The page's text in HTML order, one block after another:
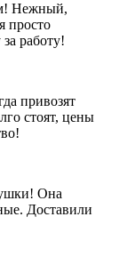
Нежный,
просто
работу!
привозят
стоят, цены
Она
Доставили